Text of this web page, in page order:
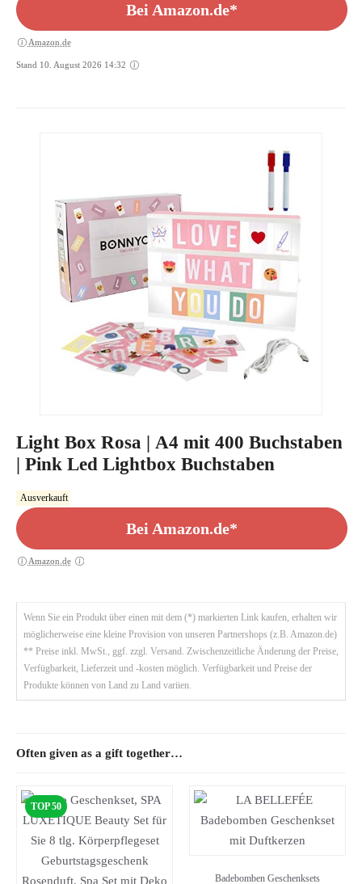
Bei Amazon.de*
Amazon.de
Stand 10. August 2026 14:32
Light Box Rosa | A4 mit 400 Buchstaben
| Pink Led Lightbox Buchstaben
Ausverkauft
Bei Amazon.de*
Amazon.de
Wenn Sie ein Produkt über einen mit dem (*) markierten Link kaufen, erhalten wir
möglicherweise eine kleine Provision von unseren Partnershops (z.B. Amazon.de)
** Preise inkl. MwSt., ggf. zzgl. Versand. Zwischenzeitliche Änderung der Preise,
Verfügbarkeit, Lieferzeit und -kosten möglich. Verfügbarkeit und Preise der
Produkte können von Land zu Land variien.
Often given as a gift together…
TOP 50
Badebomben Geschenksets